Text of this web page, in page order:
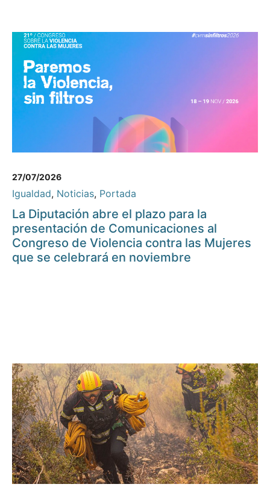
27/07/2026
Igualdad, Noticias, Portada
La Diputación abre el plazo para la
presentación de Comunicaciones al
Congreso de Violencia contra las Mujeres
que se celebrará en noviembre